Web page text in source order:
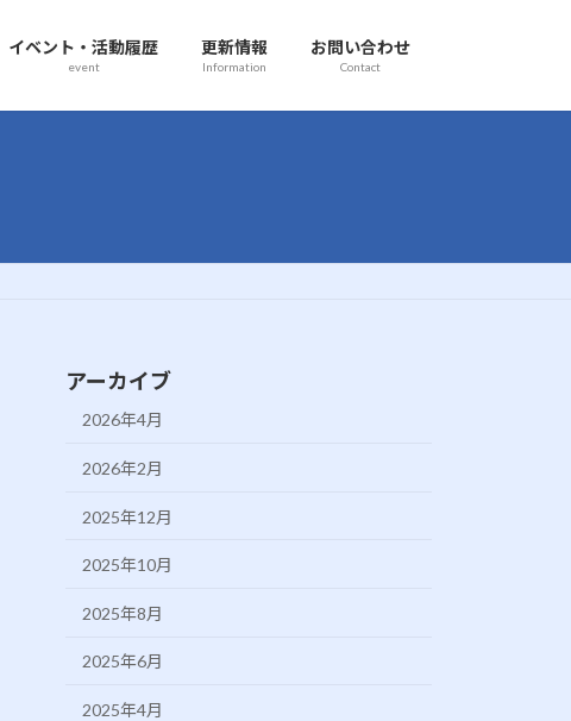
イベント・活動履歴
event
更新情報
Information
お問い合わせ
Contact
アーカイブ
2026年4月
2026年2月
2025年12月
2025年10月
2025年8月
2025年6月
2025年4月